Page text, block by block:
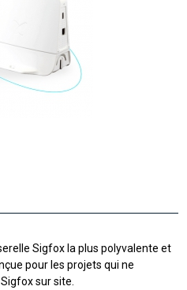
Sigfox la plus polyvalente et
pour les projets qui ne
sur site.